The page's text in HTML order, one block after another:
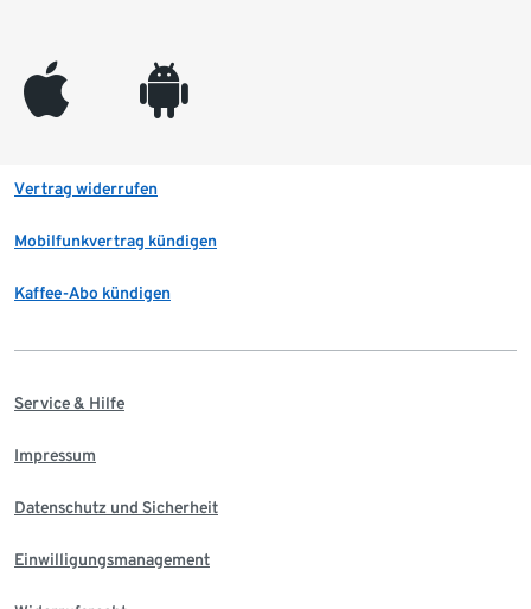
appleinc android
Vertrag widerrufen
Mobilfunkvertrag kündigen
Kaffee-Abo kündigen
Service & Hilfe
Impressum
Datenschutz und Sicherheit
Einwilligungsmanagement